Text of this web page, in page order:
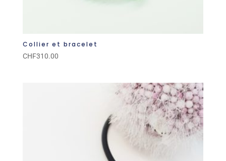
Collier et bracelet
CHF310.00